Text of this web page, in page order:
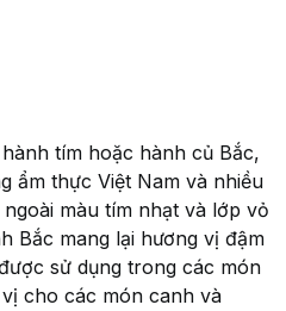
tím hoặc hành củ Bắc,
ẩm thực Việt Nam và nhiều
màu tím nhạt và lớp vỏ
Bắc mang lại hương vị đậm
sử dụng trong các món
cho các món canh và